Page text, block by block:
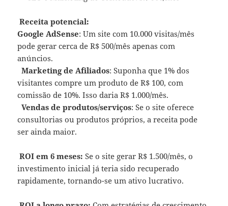
Receita potencial:
Google AdSense: Um site com 10.000 visitas/mês
pode gerar cerca de R$ 500/mês apenas com
anúncios.
Marketing de Afiliados: Suponha que 1% dos
visitantes compre um produto de R$ 100, com
comissão de 10%. Isso daria R$ 1.000/mês.
Vendas de produtos/serviços: Se o site oferece
consultorias ou produtos próprios, a receita pode
ser ainda maior.
ROI em 6 meses: Se o site gerar R$ 1.500/mês, o
investimento inicial já teria sido recuperado
rapidamente, tornando-se um ativo lucrativo.